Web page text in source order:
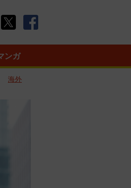
ンガ
海外